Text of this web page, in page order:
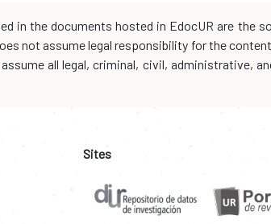
in the documents hosted in EdocUR are
not assume legal responsibility for the
all legal, criminal, civil, administrative,
Sites